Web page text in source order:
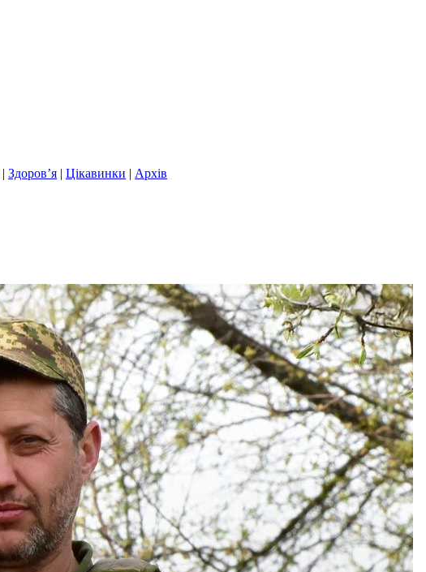
| Здоров’я | Цікавинки | Архів